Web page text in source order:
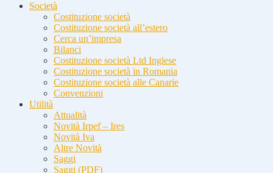
Società
Costituzione società
Costituzione società all’estero
Cerca un’impresa
Bilanci
Costituzione società Ltd Inglese
Costituzione società in Romania
Costituzione società alle Canarie
Convenzioni
Utilità
Attualità
Novità Irpef – Ires
Novità Iva
Altre Novità
Saggi
Saggi (PDF)